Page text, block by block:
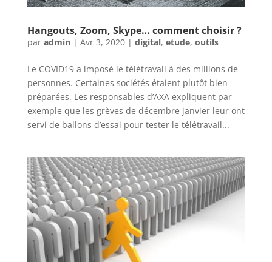
Hangouts, Zoom, Skype… comment choisir ?
par admin| Avr 3, 2020| digital, etude, outils
Le COVID19 a imposé le télétravail à des millions de
personnes. Certaines sociétés étaient plutôt bien
préparées. Les responsables d’AXA expliquent par
exemple que les grèves de décembre janvier leur ont
servi de ballons d’essai pour tester le télétravail...